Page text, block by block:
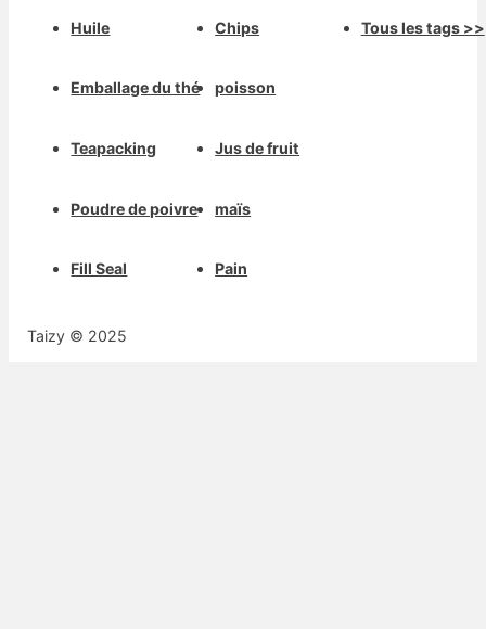
Huile
Emballage du thé
Teapacking
Poudre de poivre
Fill Seal
Chips
poisson
Jus de fruit
maïs
Pain
Tous les tags >>
Taizy © 2025